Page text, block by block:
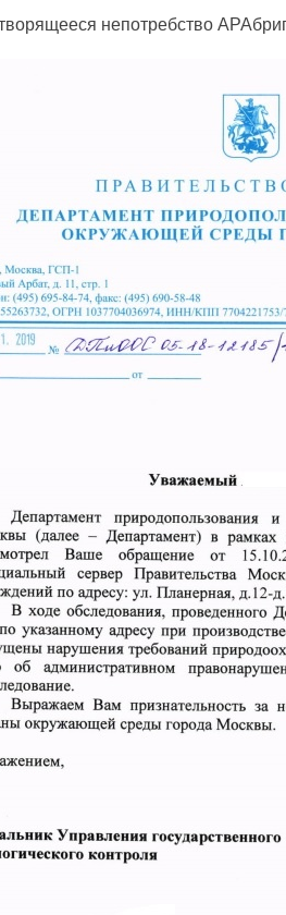
непотребство